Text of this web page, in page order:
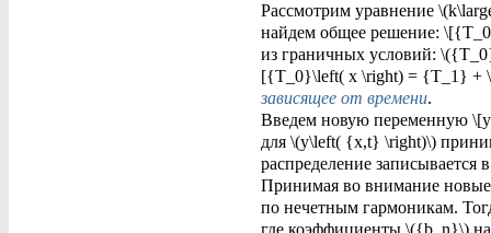
Рассмотрим уравнение
найдем общее решение:
из граничных условий:
[{T_0}\left( x \right) = {T_1}
зависящее от времени.
Введем новую переменную
для \(y\left( {x,t} \right)\)
распределение
Принимая во внимание новые
по нечетным гармоникам.